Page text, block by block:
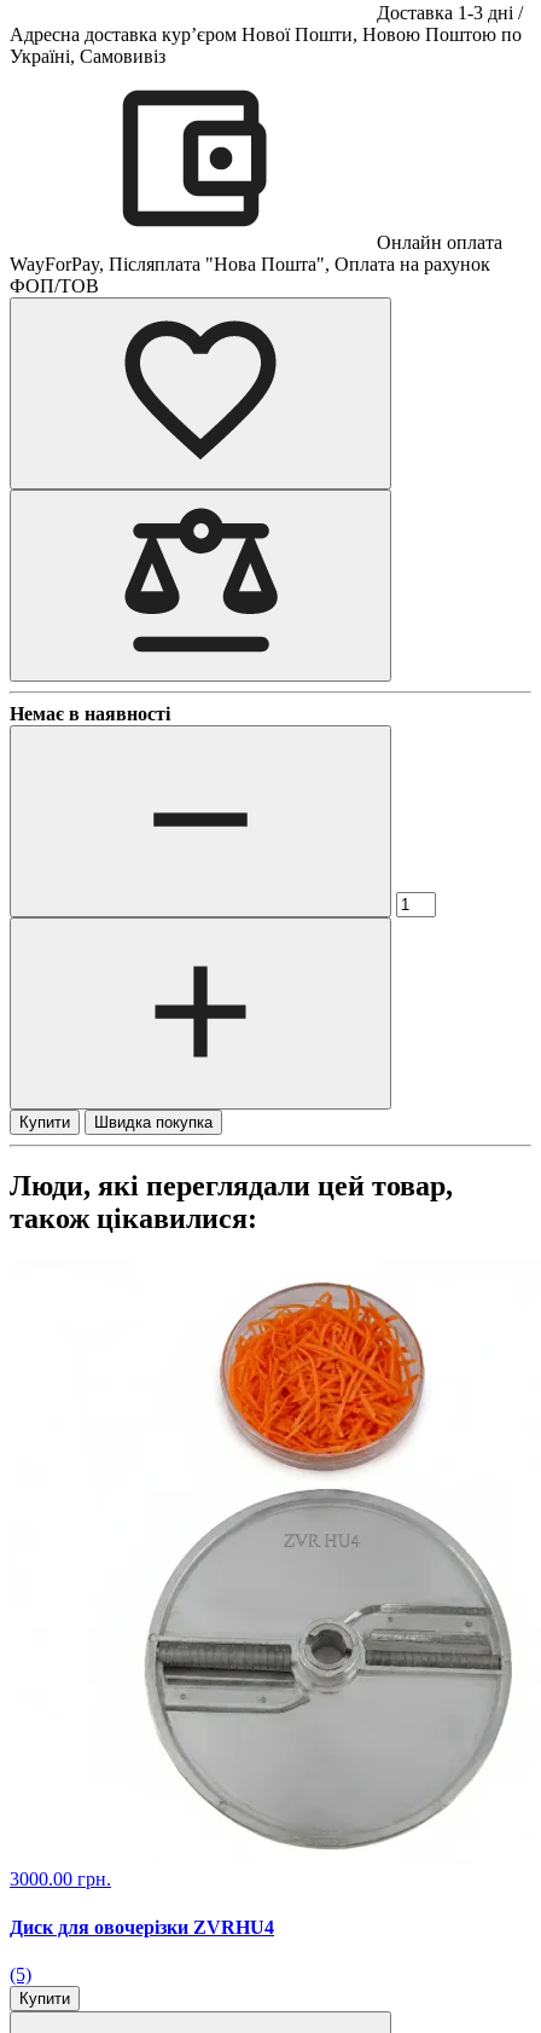
Доставка 1-3 дні /
Адресна доставка кур’єром Нової Пошти, Новою Поштою по
Україні, Самовивіз
Онлайн оплата
WayForPay, Післяплата "Нова Пошта", Оплата на рахунок
ФОП/ТОВ
Немає в наявності
Купити Швидка покупка
Люди, які переглядали цей товар,
також цікавилися:
3000.00 грн.
Диск для овочерізки ZVRHU4
(5)
Купити